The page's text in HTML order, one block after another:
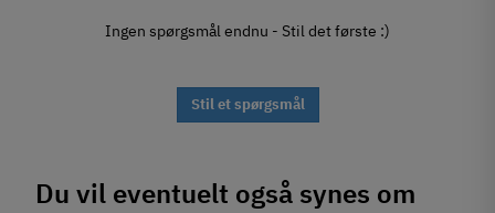
Ingen spørgsmål endnu - Stil det første :)
Stil et spørgsmål
Du vil eventuelt også synes om